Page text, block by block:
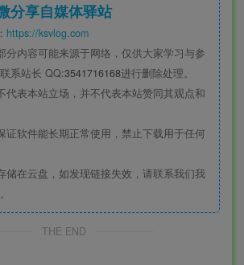
分享自媒体驿站
https://ksvlog.com
分内容可能来源于网络，仅供大家学习与参
系站长 QQ:3541716168进行删除处理。
代表本站立场，并不代表本站赞同其观点和
证软件能长期正常使用，禁止下载用于任何
储在云盘，如发现链接失效，请联系我们我
THE END